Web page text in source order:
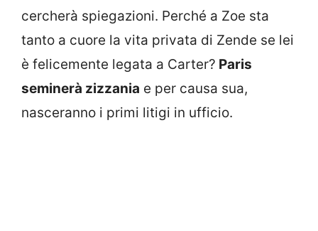
cercherà spiegazioni. Perché a Zoe sta
tanto a cuore la vita privata di Zende se lei
è felicemente legata a Carter? Paris
seminerà zizzania e per causa sua,
nasceranno i primi litigi in ufficio.